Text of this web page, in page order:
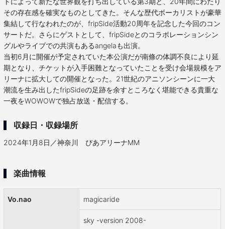
その存在感を確実なものとしてきた。そんな歴代ボーカリストが豪華
集結して行なわれたのが、fripSide活動20周年を記念した今回のコン
サートだ。さらにゲストとして、fripSideとのコラボレーションシン
グルやライブでの共演もあるangelaも出演。
当初6月に開催が予定されていた本公演だが南條の体調不良により延
期となり、チケットが入手困難となっていたことを受け会場規模をア
リーナに拡大しての開催となった。21世紀のアニソンシーンに一大
潮流を生み出したfripSideの足跡を余すところなく堪能できる貴重な
一夜をWOWOWで独占放送・配信する。
収録日・収録場所
2024年1月8日／神奈川 ぴあアリーナMM
楽曲情報
Vo.nao magicaride
sky -version 2008-